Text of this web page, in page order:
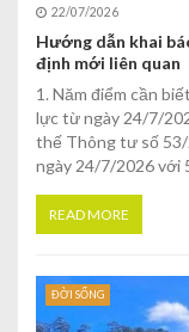
22/07/2026
Hướng dẫn khai
định mới liên quan
1. Năm điểm cần
lực từ ngày 24/7/
thế Thông tư số
ngày 24/7/2026 với
READ MORE
ĐỜI SỐNG